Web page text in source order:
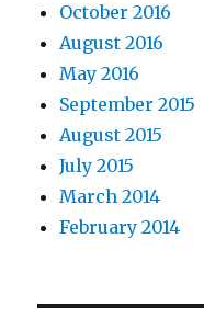
October 2016
August 2016
May 2016
September 2015
August 2015
July 2015
March 2014
February 2014